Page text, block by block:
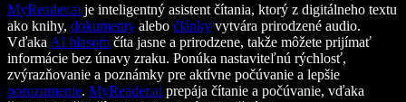
MyReader.ai je inteligentný asistent čítania, ktorý z digitálneho textu
ako knihy, dokumenty alebo články vytvára prirodzené audio.
Vďaka AI hlasom číta jasne a prirodzene, takže môžete prijímať
informácie bez únavy zraku. Ponúka nastaviteľnú rýchlosť,
zvýrazňovanie a poznámky pre aktívne počúvanie a lepšie
porozumenie. MyReader.ai prepája čítanie a počúvanie, vďaka